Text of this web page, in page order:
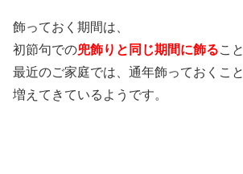
飾っておく期間は、
初節句での兜飾りと同じ期間に飾るこ
最近のご家庭では、通年飾っておくこ
増えてきているようです。